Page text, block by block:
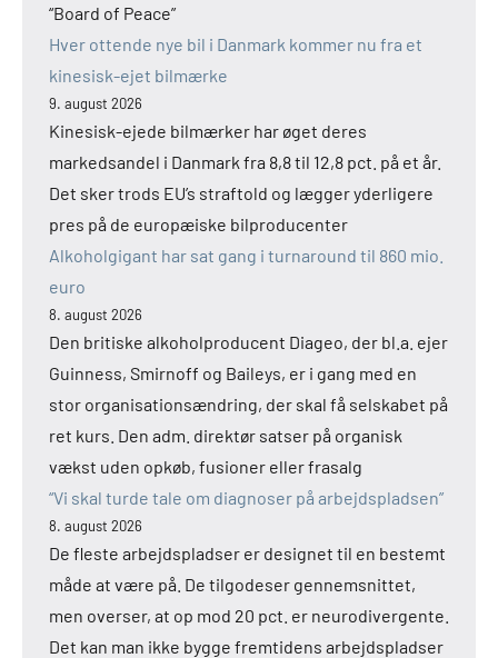
“Board of Peace”
Hver ottende nye bil i Danmark kommer nu fra et
kinesisk-ejet bilmærke
9. august 2026
Kinesisk-ejede bilmærker har øget deres
markedsandel i Danmark fra 8,8 til 12,8 pct. på et år.
Det sker trods EU’s straftold og lægger yderligere
pres på de europæiske bilproducenter
Alkoholgigant har sat gang i turnaround til 860 mio.
euro
8. august 2026
Den britiske alkoholproducent Diageo, der bl.a. ejer
Guinness, Smirnoff og Baileys, er i gang med en
stor organisationsændring, der skal få selskabet på
ret kurs. Den adm. direktør satser på organisk
vækst uden opkøb, fusioner eller frasalg
“Vi skal turde tale om diagnoser på arbejdspladsen”
8. august 2026
De fleste arbejdspladser er designet til en bestemt
måde at være på. De tilgodeser gennemsnittet,
men overser, at op mod 20 pct. er neurodivergente.
Det kan man ikke bygge fremtidens arbejdspladser